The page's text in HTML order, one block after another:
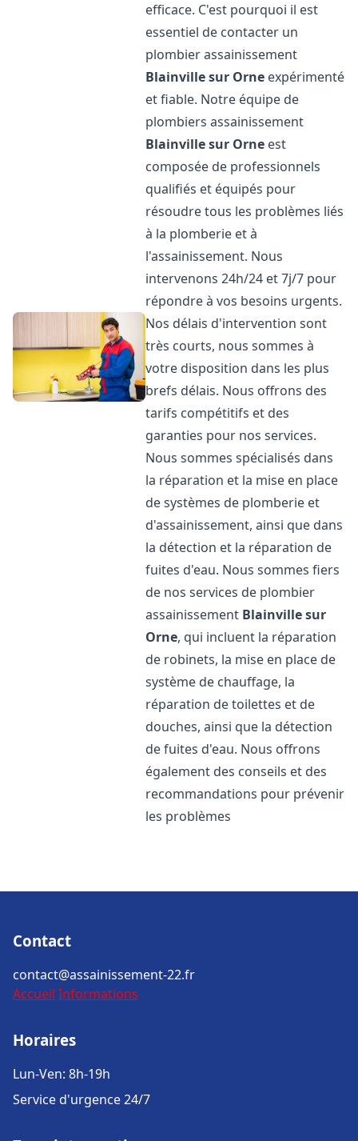
efficace. C'est pourquoi il est
essentiel de contacter un
plombier assainissement
Blainville sur Orne expérimenté
et fiable. Notre équipe de
plombiers assainissement
Blainville sur Orne est
composée de professionnels
qualifiés et équipés pour
résoudre tous les problèmes liés
à la plomberie et à
l'assainissement. Nous
intervenons 24h/24 et 7j/7 pour
répondre à vos besoins urgents.
Nos délais d'intervention sont
très courts, nous sommes à
votre disposition dans les plus
brefs délais. Nous offrons des
tarifs compétitifs et des
garanties pour nos services.
Nous sommes spécialisés dans
la réparation et la mise en place
de systèmes de plomberie et
d'assainissement, ainsi que dans
la détection et la réparation de
fuites d'eau. Nous sommes fiers
de nos services de plombier
assainissement Blainville sur
Orne, qui incluent la réparation
de robinets, la mise en place de
système de chauffage, la
réparation de toilettes et de
douches, ainsi que la détection
de fuites d'eau. Nous offrons
également des conseils et des
recommandations pour prévenir
les problèmes
Contact
contact@assainissement-22.fr
Accueil Informations
Horaires
Lun-Ven: 8h-19h
Service d'urgence 24/7